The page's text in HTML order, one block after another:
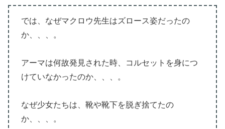
では、なぜマクロウ先生はズロース姿だったの
か、、、。
アーマは何故発見された時、コルセットを身につ
けていなかったのか、、、。
なぜ少女たちは、靴や靴下を脱ぎ捨てたの
か、、、。